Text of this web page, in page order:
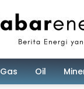
Gas Oil